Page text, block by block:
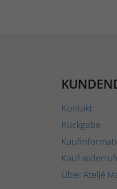
Kontakt
Rückgabe
Kauf
Über Ateljé